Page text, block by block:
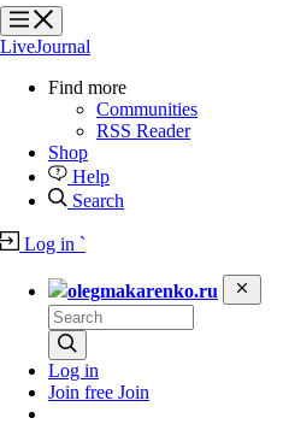
?
?
LiveJournal
Find more
Communities
RSS Reader
Shop
Help
Search
Log in `
olegmakarenko.ru
Log in
Join free Join